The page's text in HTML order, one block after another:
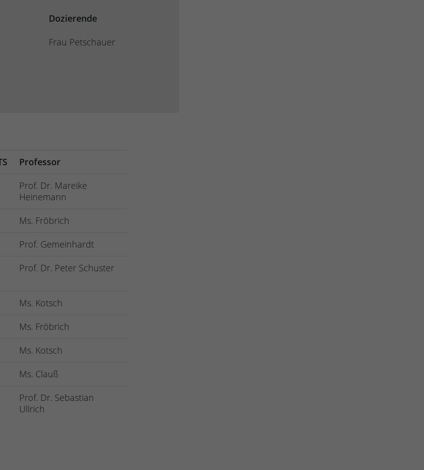
Dozierende
Frau Petschauer
Professor
Prof. Dr. Mareike
Heinemann
Ms. Fröbrich
Prof. Gemeinhardt
Prof. Dr. Peter Schuster
Ms. Kotsch
Ms. Fröbrich
Ms. Kotsch
Ms. Clauß
Prof. Dr. Sebastian
Ullrich